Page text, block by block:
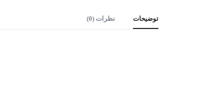
توضیحات نظرات (0)